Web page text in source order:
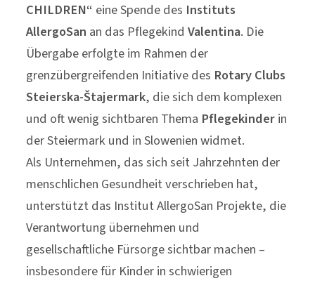
CHILDREN“ eine Spende des Instituts
AllergoSan an das Pflegekind Valentina. Die
Übergabe erfolgte im Rahmen der
grenzübergreifenden Initiative des Rotary Clubs
Steierska-Štajermark, die sich dem komplexen
und oft wenig sichtbaren Thema Pflegekinderin
der Steiermark und in Slowenien widmet.
Als Unternehmen, das sich seit Jahrzehnten der
menschlichen Gesundheit verschrieben hat,
unterstützt das Institut AllergoSan Projekte, die
Verantwortung übernehmen und
gesellschaftliche Fürsorge sichtbar machen –
insbesondere für Kinder in schwierigen